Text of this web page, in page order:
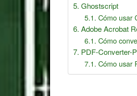
Ghostscript
Cómo usar
Adobe Acrobat
Cómo
PDF-Converter-
Cómo usar